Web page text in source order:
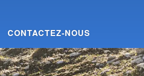
CONTACTEZ-NOUS